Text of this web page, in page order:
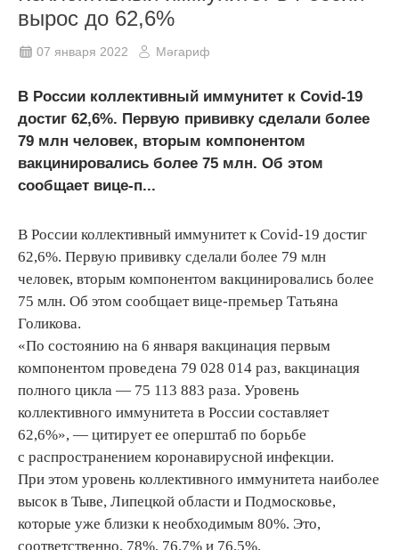
вырос до 62,6%
07 января 2022 Мәгариф
В России коллективный иммунитет к Covid-19
достиг 62,6%. Первую прививку сделали более
79 млн человек, вторым компонентом
вакцинировались более 75 млн. Об этом
сообщает вице-п...
В России коллективный иммунитет к Covid-19 достиг
62,6%. Первую прививку сделали более 79 млн
человек, вторым компонентом вакцинировались более
75 млн. Об этом сообщает вице-премьер Татьяна
Голикова.
«По состоянию на 6 января вакцинация первым
компонентом проведена 79 028 014 раз, вакцинация
полного цикла — 75 113 883 раза. Уровень
коллективного иммунитета в России составляет
62,6%», — цитирует ее оперштаб по борьбе
с распространением коронавирусной инфекции.
При этом уровень коллективного иммунитета наиболее
высок в Тыве, Липецкой области и Подмосковье,
которые уже близки к необходимым 80%. Это,
соответственно, 78%, 76,7% и 76,5%.